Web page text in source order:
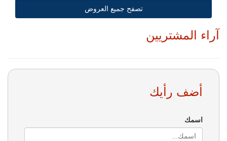
تصفح جميع العروض
آراء المشتريين
أضف رأيك
اسمك